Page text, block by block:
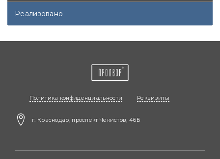
Реализовано
Политика конфиденциальности Реквизиты
г. Краснодар, проспект Чекистов, 46Б​